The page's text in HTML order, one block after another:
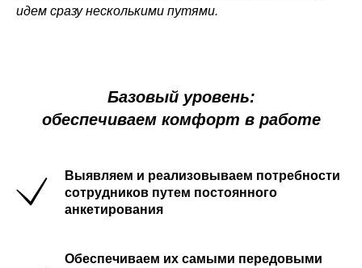
идем сразу несколькими путями.
Базовый уровень:
обеспечиваем комфорт в работе
Выявляем и реализовываем потребности
сотрудников путем постоянного
анкетирования
Обеспечиваем их самыми передовыми